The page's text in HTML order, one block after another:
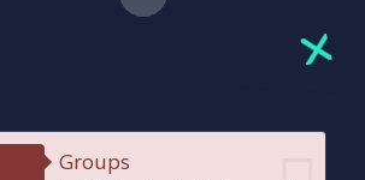
Groups